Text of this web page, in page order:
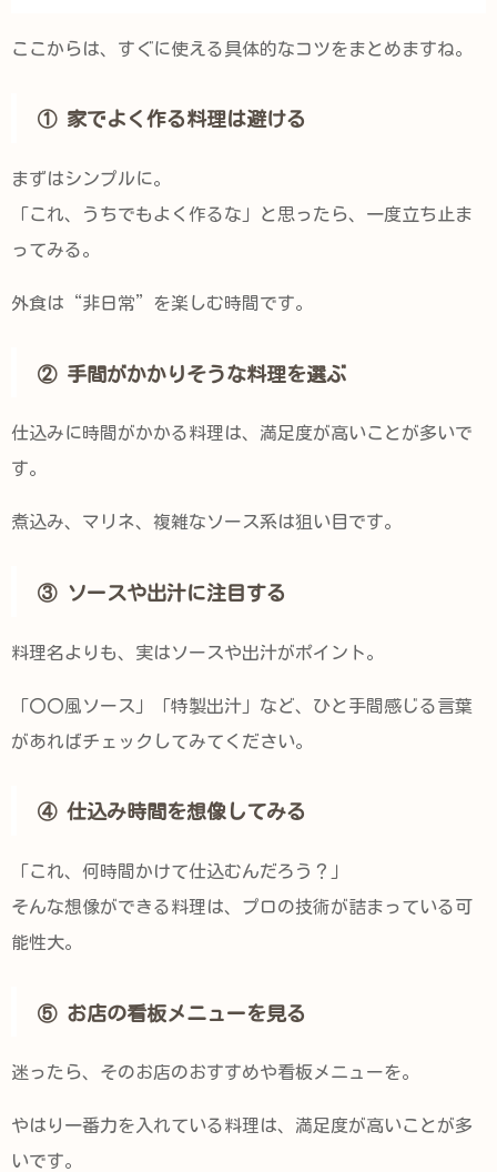
ここからは、すぐに使える具体的なコツをまとめますね。
① 家でよく作る料理は避ける
まずはシンプルに。
「これ、うちでもよく作るな」と思ったら、一度立ち止ま
ってみる。
外食は“非日常”を楽しむ時間です。
② 手間がかかりそうな料理を選ぶ
仕込みに時間がかかる料理は、満足度が高いことが多いで
す。
煮込み、マリネ、複雑なソース系は狙い目です。
③ ソースや出汁に注目する
料理名よりも、実はソースや出汁がポイント。
「〇〇風ソース」「特製出汁」など、ひと手間感じる言葉
があればチェックしてみてください。
④ 仕込み時間を想像してみる
「これ、何時間かけて仕込むんだろう？」
そんな想像ができる料理は、プロの技術が詰まっている可
能性大。
⑤ お店の看板メニューを見る
迷ったら、そのお店のおすすめや看板メニューを。
やはり一番力を入れている料理は、満足度が高いことが多
いです。